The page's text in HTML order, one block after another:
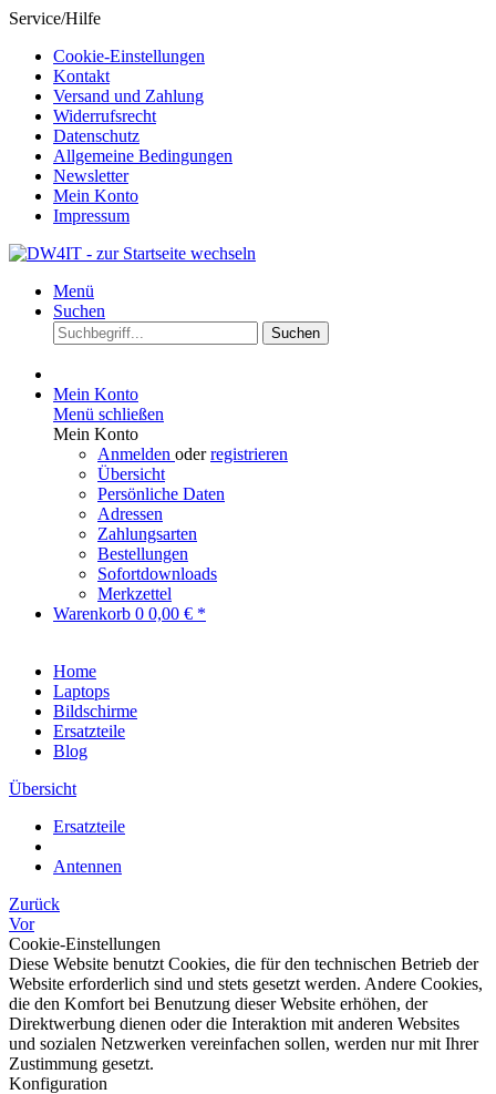
Service/Hilfe
Cookie-Einstellungen
Kontakt
Versand und Zahlung
Widerrufsrecht
Datenschutz
Allgemeine Bedingungen
Newsletter
Mein Konto
Impressum
Menü
Suchen
Suchen
Mein Konto
Menü schließen
Mein Konto
Anmelden oderregistrieren
Übersicht
Persönliche Daten
Adressen
Zahlungsarten
Bestellungen
Sofortdownloads
Merkzettel
Warenkorb 0 0,00 € *
Home
Laptops
Bildschirme
Ersatzteile
Blog
Übersicht
Ersatzteile
Antennen
Zurück
Vor
Cookie-Einstellungen
Diese Website benutzt Cookies, die für den technischen Betrieb der
Website erforderlich sind und stets gesetzt werden. Andere Cookies,
die den Komfort bei Benutzung dieser Website erhöhen, der
Direktwerbung dienen oder die Interaktion mit anderen Websites
und sozialen Netzwerken vereinfachen sollen, werden nur mit Ihrer
Zustimmung gesetzt.
Konfiguration